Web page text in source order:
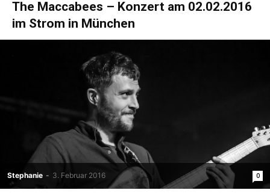
The Maccabees – Konzert am 02.02.2016
im Strom in München
Stephanie - 3. Februar 2016 0